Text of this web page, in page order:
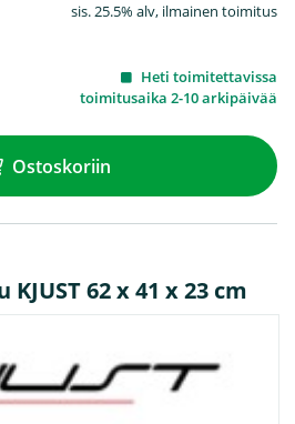
sis. 25.5% alv, ilmainen toimitus
Heti toimitettavissa
toimitusaika 2-10 arkipäivää
Ostoskoriin
62 x 41 x 23 cm